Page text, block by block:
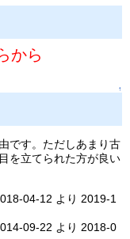
から
↑
です。ただしあまり古
を立てられた方が良い
04-12 より 2019-1
09-22 より 2018-0